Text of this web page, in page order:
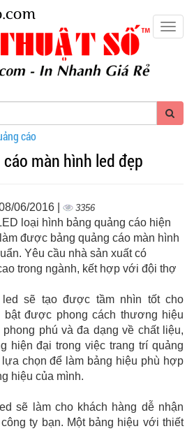
cáo
màn hình led đẹp
06/2016 | 3356
loại hình bảng quảng cáo hiện
được bảng quảng cáo màn hình
Yêu cầu nhà sản xuất có
trong ngành, kết hợp với đội thợ
led sẽ tạo được tầm nhìn tốt cho
được phong cách thương hiệu
phú và đa dạng về chất liệu,
hiện đại trong việc trang trí quảng
chọn để làm bảng hiệu phù hợp
hiệu của mình.
sẽ làm cho khách hàng dễ nhận
ty bạn. Một bảng hiệu với thiết